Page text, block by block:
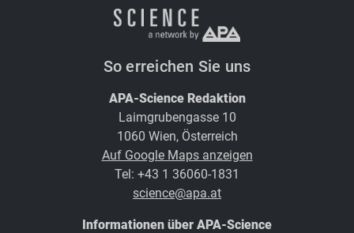
So erreichen Sie uns
APA-Science Redaktion
Laimgrubengasse 10
1060 Wien, Österreich
Auf Google Maps anzeigen
Tel: +43 1 36060-1831
science@apa.at
Informationen über APA-Science